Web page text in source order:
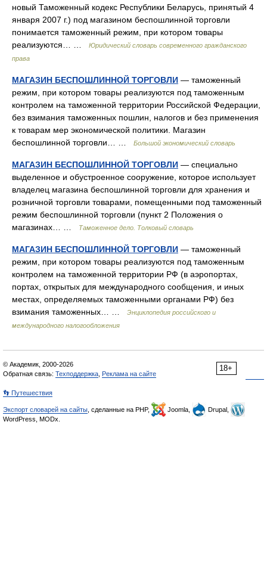
новый Таможенный кодекс Республики Беларусь, принятый 4
января 2007 г.) под магазином беспошлинной торговли
понимается таможенный режим, при котором товары
реализуются… …
Юридический словарь современного гражданского
права
МАГАЗИН БЕСПОШЛИННОЙ ТОРГОВЛИ — таможенный
режим, при котором товары реализуются под таможенным
контролем на таможенной территории Российской Федерации,
без взимания таможенных пошлин, налогов и без применения
к товарам мер экономической политики. Магазин
беспошлинной торговли… …
Большой экономический словарь
МАГАЗИН БЕСПОШЛИННОЙ ТОРГОВЛИ — специально
выделенное и обустроенное сооружение, которое использует
владелец магазина беспошлинной торговли для хранения и
розничной торговли товарами, помещенными под таможенный
режим беспошлинной торговли (пункт 2 Положения о
магазинах… …
Таможенное дело. Толковый словарь
МАГАЗИН БЕСПОШЛИННОЙ ТОРГОВЛИ — таможенный
режим, при котором товары реализуются под таможенным
контролем на таможенной территории РФ (в аэропортах,
портах, открытых для международного сообщения, и иных
местах, определяемых таможенными органами РФ) без
взимания таможенных… …
Энциклопедия российского и
международного налогообложения
18+
© Академик, 2000-2026
Обратная связь: Техподдержка Реклама на сайте
👣 Путешествия
Экспорт словарей на сайты , сделанные на PHP, Joomla,
Drupal,
WordPress, MODx.